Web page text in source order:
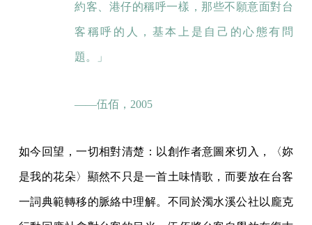
約客、港仔的稱呼一樣，那些不願意面對台
客稱呼的人，基本上是自己的心態有問
題。」
——伍佰，2005
如今回望，一切相對清楚：以創作者意圖來切入，〈妳
是我的花朵〉顯然不只是一首土味情歌，而要放在台客
一詞典範轉移的脈絡中理解。不同於濁水溪公社以龐克